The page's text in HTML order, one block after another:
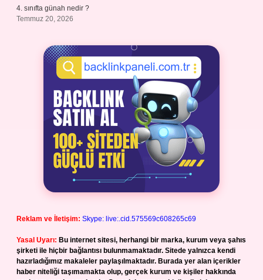
4. sınıfta günah nedir ?
Temmuz 20, 2026
Reklam ve İletişim: Skype: live:.cid.575569c608265c69
Yasal Uyarı: Bu internet sitesi, herhangi bir marka, kurum veya şahıs
şirketi ile hiçbir bağlantısı bulunmamaktadır. Sitede yalnızca kendi
hazırladığımız makaleler paylaşılmaktadır. Burada yer alan içerikler
haber niteliği taşımamakta olup, gerçek kurum ve kişiler hakkında